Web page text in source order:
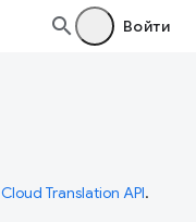
Войти
Cloud Translation API.